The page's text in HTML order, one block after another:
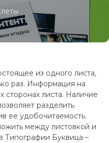
из одного листа,
раз. Информация на
сторонах листа. Наличие
разделить
ее удобочитаемость.
между листовкой и
Буквица –